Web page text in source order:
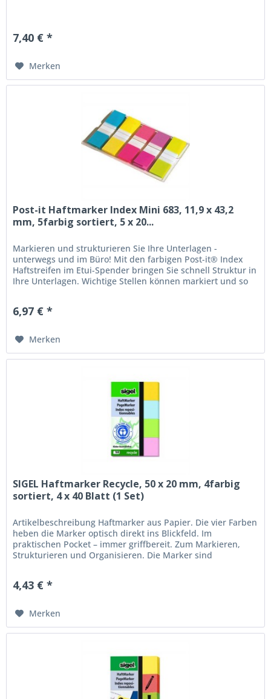
7,40 € *
Merken
Post-it Haftmarker Index Mini 683, 11,9 x 43,2
mm, 5farbig sortiert, 5 x 20...
Markieren und strukturieren Sie Ihre Unterlagen -
unterwegs und im Büro! Mit den farbigen Post-it® Index
Haftstreifen im Etui-Spender bringen Sie schnell Struktur in
Ihre Unterlagen. Wichtige Stellen können markiert und so
6,97 € *
Merken
SIGEL Haftmarker Recycle, 50 x 20 mm, 4farbig
sortiert, 4 x 40 Blatt (1 Set)
Artikelbeschreibung Haftmarker aus Papier. Die vier Farben
heben die Marker optisch direkt ins Blickfeld. Im
praktischen Pocket – immer griffbereit. Zum Markieren,
Strukturieren und Organisieren. Die Marker sind
4,43 € *
Merken